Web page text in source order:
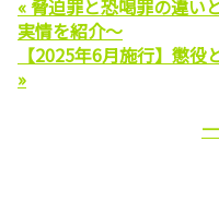
« 脅迫罪と恐喝罪の違い
実情を紹介～
【2025年6月施行】懲
»